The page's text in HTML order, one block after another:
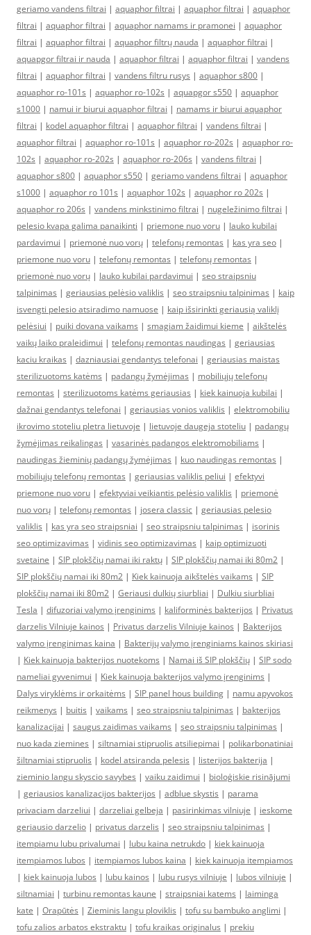
geriamo vandens filtrai | aquaphor filtrai | aquaphor filtrai | aquaphor
filtrai | aquaphor filtrai | aquaphor namams ir pramonei | aquaphor
filtrai | aquaphor filtrai | aquaphor filtrų nauda | aquaphor filtrai |
aquapgor filtrai ir nauda | aquaphor filtrai | aquaphor filtrai | vandens
filtrai | aquaphor filtrai | vandens filtru rusys | aquaphor s800 |
aquaphor ro-101s | aquaphor ro-102s | aquapgor s550 | aquaphor
s1000 | namui ir biurui aquaphor filtrai | namams ir biurui aquaphor
filtrai | kodel aquaphor filtrai | aquaphor filtrai | vandens filtrai |
aquaphor filtrai | aquaphor ro-101s | aquaphor ro-202s | aquaphor ro-
102s | aquaphor ro-202s | aquaphor ro-206s | vandens filtrai |
aquaphor s800 | aquaphor s550 | geriamo vandens filtrai | aquaphor
s1000 | aquaphor ro 101s | aquaphor 102s | aquaphor ro 202s |
aquaphor ro 206s | vandens minkstinimo filtrai | nugeležinimo filtrai |
pelesio kvapa galima panaikinti | priemone nuo voru | lauko kubilai
pardavimui | priemonė nuo vorų | telefonų remontas | kas yra seo |
priemone nuo voru | telefonų remontas | telefonų remontas |
priemonė nuo vorų | lauko kubilai pardavimui | seo straipsniu
talpinimas | geriausias pelėsio valiklis | seo straipsniu talpinimas | kaip
isvengti pelesio atsiradimo namuose | kaip išsirinkti geriausią valiklį
pelėsiui | puiki dovana vaikams | smagiam žaidimui kieme | aikštelės
vaikų laiko praleidimui | telefonų remontas naudingas | geriausias
kaciu kraikas | dazniausiai gendantys telefonai | geriausias maistas
sterilizuotoms katėms | padangų žymėjimas | mobiliųjų telefonų
remontas | sterilizuotoms katėms geriausias | kiek kainuoja kubilai |
dažnai gendantys telefonai | geriausias vonios valiklis | elektromobiliu
ikrovimo stoteliu pletra lietuvoje | lietuvoje daugeja stoteliu | padangų
žymėjimas reikalingas | vasarinės padangos elektromobiliams |
naudingas žieminių padangų žymėjimas | kuo naudingas remontas |
mobiliųjų telefonų remontas | geriausias valiklis peliui | efektyvi
priemone nuo voru | efektyviai veikiantis pelėsio valiklis | priemonė
nuo vorų | telefonų remontas | josera classic | geriausias pelesio
valiklis | kas yra seo straipsniai | seo straipsniu talpinimas | isorinis
seo optimizavimas | vidinis seo optimizavimas | kaip optimizuoti
svetaine | SIP plokščių namai iki raktų | SIP plokščių namai iki 80m2 |
SIP plokščių namai iki 80m2 | Kiek kainuoja aikštelės vaikams | SIP
plokščių namai iki 80m2 | Geriausi dulkių siurbliai | Dulkiu siurbliai
Tesla | difuzoriai valymo įrenginims | kaliforminės bakterijos | Privatus
darzelis Vilniuje kainos | Privatus darzelis Vilniuje kainos | Bakterijos
valymo įrenginimas kaina | Bakterijų valymo įrenginiams kainos skiriasi
| Kiek kainuoja bakterijos nuotekoms | Namai iš SIP plokščių | SIP sodo
nameliai gyvenimui | Kiek kainuoja bakterijos valymo įrenginims |
Dalys viryklėms ir orkaitėms | SIP panel hous building | namu apyvokos
reikmenys | buitis | vaikams | seo straipsniu talpinimas | bakterijos
kanalizacijai | saugus zaidimas vaikams | seo straipsniu talpinimas |
nuo kada ziemines | siltnamiai stipruolis atsiliepimai | polikarbonatiniai
šiltnamiai stipruolis | kodel atsiranda pelesis | listerijos bakterija |
zieminio langu skyscio savybes | vaiku zaidimui | bioloģiskie risinājumi
| geriausios kanalizacijos bakterijos | adblue skystis | parama
privaciam darzeliui | darzeliai gelbeja | pasirinkimas vilniuje | ieskome
geriausio darzelio | privatus darzelis | seo straipsniu talpinimas |
itempiamu lubu privalumai | lubu kaina netrukdo | kiek kainuoja
itempiamos lubos | itempiamos lubos kaina | kiek kainuoja itempiamos
| kiek kainuoja lubos | lubu kainos | lubu rusys vilniuje | lubos vilniuje |
siltnamiai | turbinu remontas kaune | straipsniai katems | laiminga
kate | Orapūtės | Zieminis langu ploviklis | tofu su bambuko anglimi |
tofu zalios arbatos ekstraktu | tofu kraikas originalus | prekiu